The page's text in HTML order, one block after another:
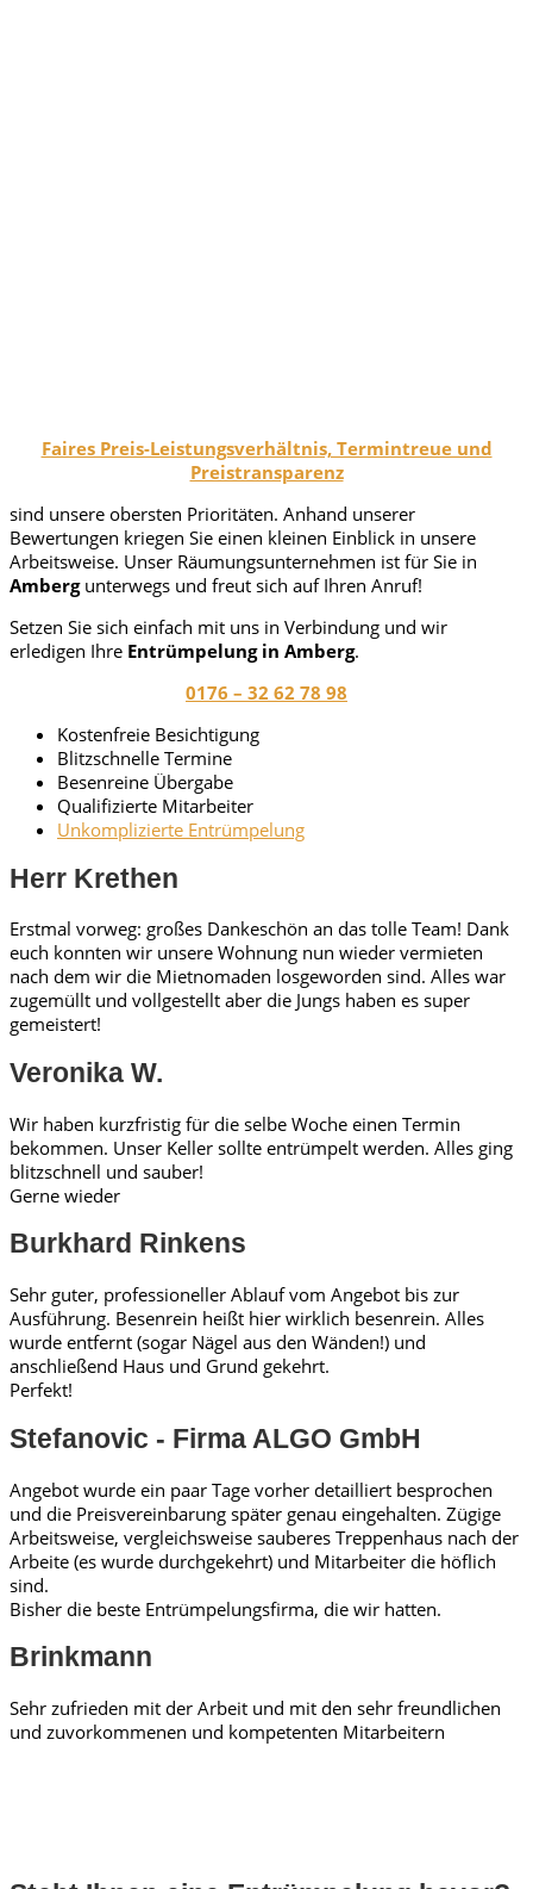
Faires Preis-Leistungsverhältnis, Termintreue und
Preistransparenz
sind unsere obersten Prioritäten. Anhand unserer
Bewertungen kriegen Sie einen kleinen Einblick in unsere
Arbeitsweise. Unser Räumungsunternehmen ist für Sie in
Amberg unterwegs und freut sich auf Ihren Anruf!
Setzen Sie sich einfach mit uns in Verbindung und wir
erledigen Ihre Entrümpelung in Amberg.
0176 – 32 62 78 98
Kostenfreie Besichtigung
Blitzschnelle Termine
Besenreine Übergabe
Qualifizierte Mitarbeiter
Unkomplizierte Entrümpelung
Herr Krethen
Erstmal vorweg: großes Dankeschön an das tolle Team! Dank
euch konnten wir unsere Wohnung nun wieder vermieten
nach dem wir die Mietnomaden losgeworden sind. Alles war
zugemüllt und vollgestellt aber die Jungs haben es super
gemeistert!
Veronika W.
Wir haben kurzfristig für die selbe Woche einen Termin
bekommen. Unser Keller sollte entrümpelt werden. Alles ging
blitzschnell und sauber!
Gerne wieder
Burkhard Rinkens
Sehr guter, professioneller Ablauf vom Angebot bis zur
Ausführung. Besenrein heißt hier wirklich besenrein. Alles
wurde entfernt (sogar Nägel aus den Wänden!) und
anschließend Haus und Grund gekehrt.
Perfekt!
Stefanovic - Firma ALGO GmbH
Angebot wurde ein paar Tage vorher detailliert besprochen
und die Preisvereinbarung später genau eingehalten. Zügige
Arbeitsweise, vergleichsweise sauberes Treppenhaus nach der
Arbeite (es wurde durchgekehrt) und Mitarbeiter die höflich
sind.
Bisher die beste Entrümpelungsfirma, die wir hatten.
Brinkmann
Sehr zufrieden mit der Arbeit und mit den sehr freundlichen
und zuvorkommenen und kompetenten Mitarbeitern